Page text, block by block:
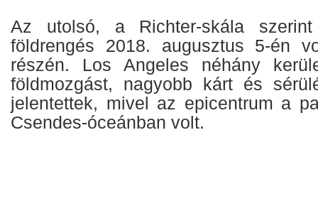
Az utolsó, a Richter-skála
földrengés 2018. augusztus 5-én
részén. Los Angeles néhány
földmozgást, nagyobb kárt és
jelentettek, mivel az epicentrum a
Csendes-óceánban volt.